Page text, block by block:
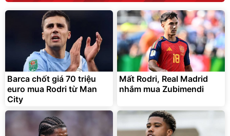
Barca chốt giá 70 triệu
euro mua Rodri từ Man
City
Mất Rodri, Real Madrid
nhắm mua Zubimendi